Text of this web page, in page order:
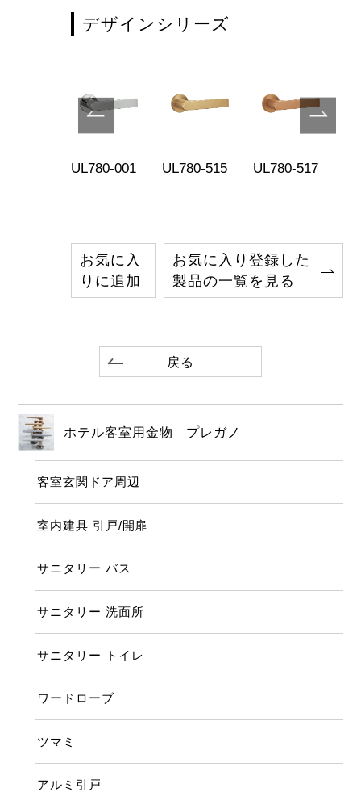
デザインシリーズ
UL780-001 UL780-515 UL780-517
お気に入
りに追加
お気に入り登録した
製品の一覧を見る
戻る
ホテル客室用金物 プレガノ
客室玄関ドア周辺
室内建具 引戸/開扉
サニタリー バス
サニタリー 洗面所
サニタリー トイレ
ワードローブ
ツマミ
アルミ引戸